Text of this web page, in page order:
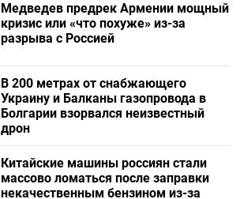
Медведев предрек Армении мощный
кризис или «что похуже» из-за
разрыва с Россией
В 200 метрах от снабжающего
Украину и Балканы газопровода в
Болгарии взорвался неизвестный
дрон
Китайские машины россиян стали
массово ломаться после заправки
некачественным бензином из-за